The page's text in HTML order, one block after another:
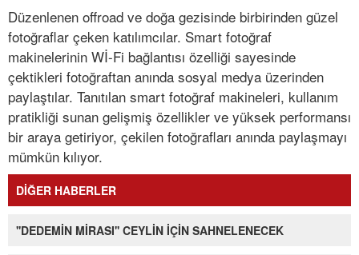
Düzenlenen offroad ve doğa gezisinde birbirinden güzel
fotoğraflar çeken katılımcılar. Smart fotoğraf
makinelerinin Wİ-Fi bağlantısı özelliği sayesinde
çektikleri fotoğraftan anında sosyal medya üzerinden
paylaştılar. Tanıtılan smart fotoğraf makineleri, kullanım
pratikliği sunan gelişmiş özellikler ve yüksek performansı
bir araya getiriyor, çekilen fotoğrafları anında paylaşmayı
mümkün kılıyor.
DİĞER HABERLER
''DEDEMİN MİRASI'' CEYLİN İÇİN SAHNELENECEK